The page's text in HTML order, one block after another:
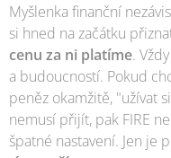
Myšlenka finanční
si hned na začátku
cenu za ni platíme.
a budoucností. Pokud
peněz okamžitě, "užívat
nemusí přijít, pak FIRE
špatné nastavení. Jen je